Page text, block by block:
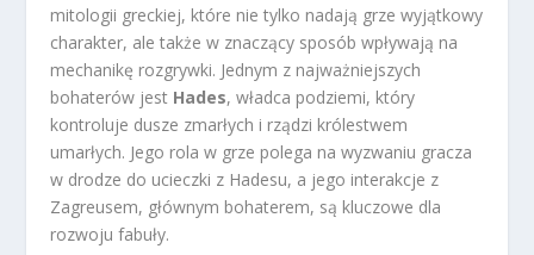
mitologii greckiej, które nie tylko nadają grze wyjątkowy
charakter, ale także w znaczący sposób wpływają na
mechanikę rozgrywki. Jednym z najważniejszych
bohaterów jest Hades, władca podziemi, który
kontroluje dusze zmarłych i rządzi królestwem
umarłych. Jego rola w grze polega na wyzwaniu gracza
w drodze do ucieczki z Hadesu, a jego interakcje z
Zagreusem, głównym bohaterem, są kluczowe dla
rozwoju fabuły.